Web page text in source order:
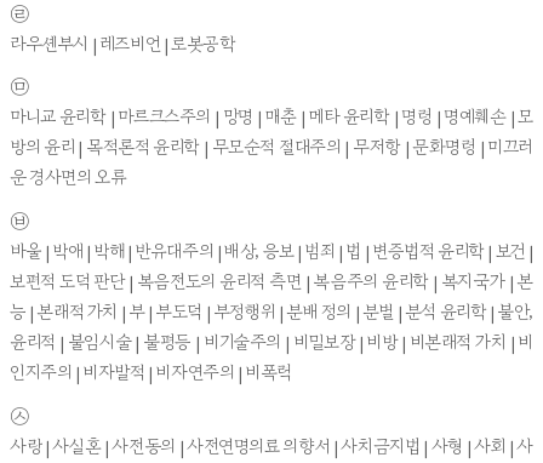
㉣
라우셴부시 | 레즈비언 | 로봇공학
㉤
마니교 윤리학 | 마르크스주의 | 망명 | 매춘 | 메타 윤리학 | 명령 | 명예훼손 | 모
방의 윤리 | 목적론적 윤리학 | 무모순적 절대주의 | 무저항 | 문화명령 | 미끄러
운 경사면의 오류
㉥
바울 | 박애 | 박해 | 반유대주의 | 배상, 응보 | 범죄 | 법 | 변증법적 윤리학 | 보건 |
보편적 도덕 판단 | 복음전도의 윤리적 측면 | 복음주의 윤리학 | 복지국가 | 본
능 | 본래적 가치 | 부 | 부도덕 | 부정행위 | 분배 정의 | 분별 | 분석 윤리학 | 불안,
윤리적 | 불임시술 | 불평등 | 비기술주의 | 비밀보장 | 비방 | 비본래적 가치 | 비
인지주의 | 비자발적 | 비자연주의 | 비폭력
㉦
사랑 | 사실혼 | 사전동의 | 사전연명의료 의향서 | 사치금지법 | 사형 | 사회 | 사